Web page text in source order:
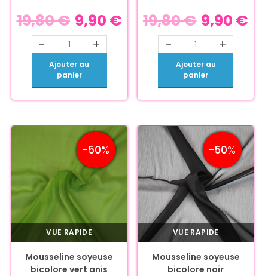
19,80€ 9,90 €
- +
Ajouter au
panier
19,80€ 9,90 €
- +
Ajouter au
panier
-50%
VUE RAPIDE
Mousseline soyeuse
bicolore vert anis
-50%
VUE RAPIDE
Mousseline soyeuse
bicolore noir